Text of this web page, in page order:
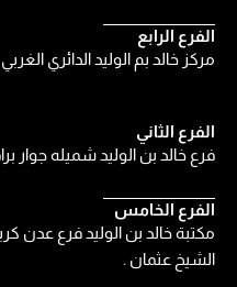
الفرع الثاني
فرع خالد بن الوليد شميله جوار
الفرع الخامس
مكتبة خالد بن الوليد فرع عدن
الشيخ عثمان .
الفرع الرابع
مركز خالد بم الوليد الدائري